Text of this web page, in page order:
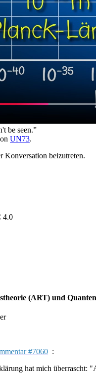
be seen.”
UN73.
Konversation beizutreten.
4.0
(ART) und
#7060 :
hat mich überrascht: